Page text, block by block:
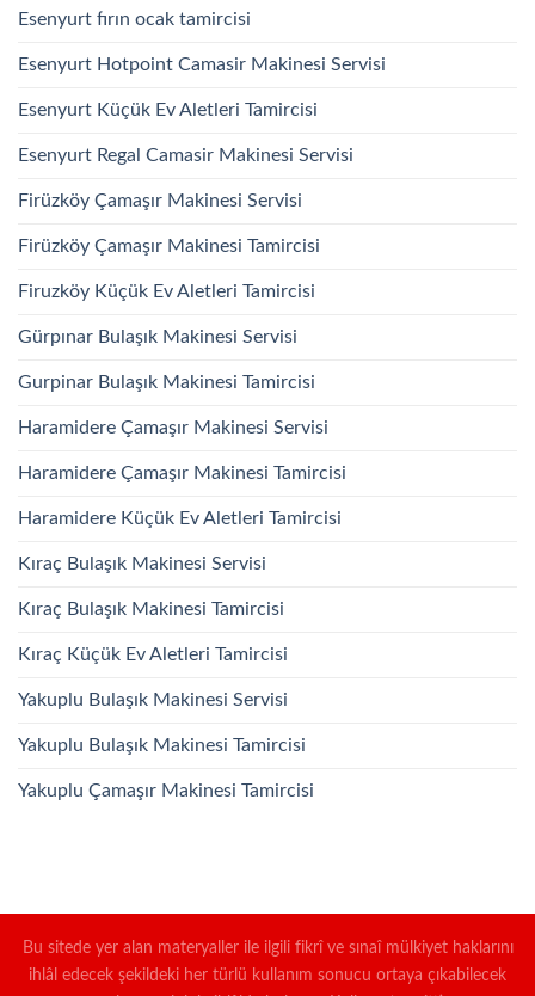
Esenyurt fırın ocak tamircisi
Esenyurt Hotpoint Camasir Makinesi Servisi
Esenyurt Küçük Ev Aletleri Tamircisi
Esenyurt Regal Camasir Makinesi Servisi
Firüzköy Çamaşır Makinesi Servisi
Firüzköy Çamaşır Makinesi Tamircisi
Firuzköy Küçük Ev Aletleri Tamircisi
Gürpınar Bulaşık Makinesi Servisi
Gurpinar Bulaşık Makinesi Tamircisi
Haramidere Çamaşır Makinesi Servisi
Haramidere Çamaşır Makinesi Tamircisi
Haramidere Küçük Ev Aletleri Tamircisi
Kıraç Bulaşık Makinesi Servisi
Kıraç Bulaşık Makinesi Tamircisi
Kıraç Küçük Ev Aletleri Tamircisi
Yakuplu Bulaşık Makinesi Servisi
Yakuplu Bulaşık Makinesi Tamircisi
Yakuplu Çamaşır Makinesi Tamircisi
Bu sitede yer alan materyaller ile ilgili fikrî ve sınaî mülkiyet haklarını
ihlâl edecek şekildeki her türlü kullanım sonucu ortaya çıkabilecek